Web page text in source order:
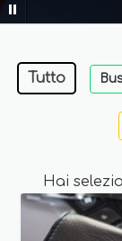
Tutto
Hai